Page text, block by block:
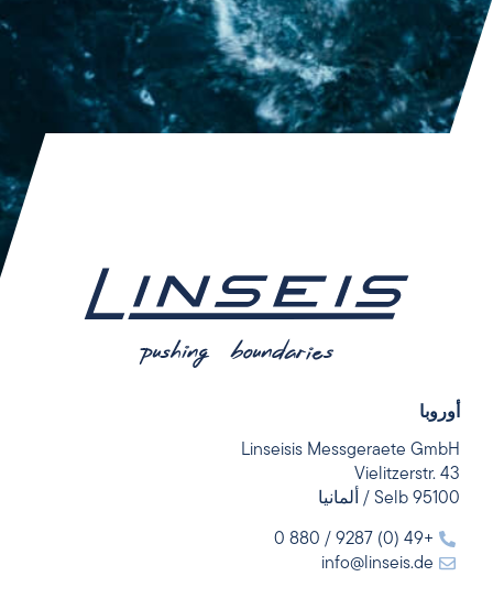
أوروبا
Linseisis Messgeraete GmbH
Vielitzerstr. 43
95100 Selb / ألمانيا
+49 (0) 9287 / 880 0
info@linseis.de